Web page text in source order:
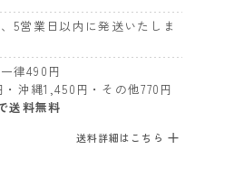
5営業日以内に発送いたしま
律490円
・沖縄1,450円・その他770円
送料無料
送料詳細はこちら